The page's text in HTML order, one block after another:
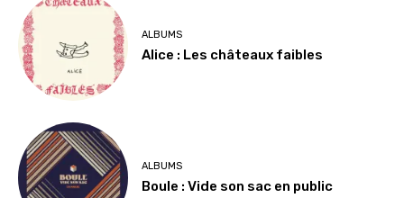
ALBUMS
Alice : Les châteaux faibles
ALBUMS
Boule : Vide son sac en public